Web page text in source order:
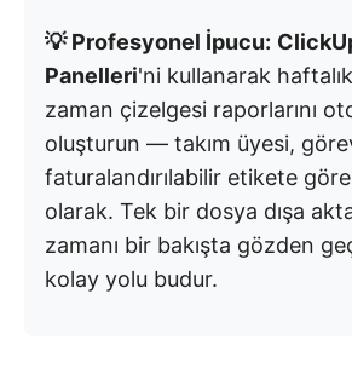
💡 Profesyonel İpucu:
Panelleri'ni kullanarak
zaman çizelgesi raporlarını
oluşturun — takım üyesi,
faturalandırılabilir etikete göre
olarak. Tek bir dosya dışa
zamanı bir bakışta gözden
kolay yolu budur.